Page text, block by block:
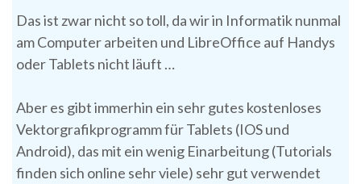
Das ist zwar nicht so toll, da wir in Informatik nunmal
am Computer arbeiten und LibreOffice auf Handys
oder Tablets nicht läuft …
Aber es gibt immerhin ein sehr gutes kostenloses
Vektorgrafikprogramm für Tablets (IOS und
Android), das mit ein wenig Einarbeitung (Tutorials
finden sich online sehr viele) sehr gut verwendet